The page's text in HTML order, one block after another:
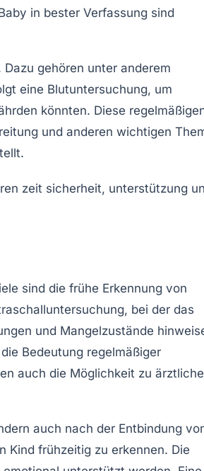
in bester Verfassung sind
gehören unter anderem
eine Blutuntersuchung, um
könnten. Diese
und anderen wichtigen
sind die frühe Erkennung von
, bei der das
und Mangelzustände
Bedeutung regelmäßiger
auch die Möglichkeit zu
auch nach der Entbindung
Kind frühzeitig zu erkennen. Die